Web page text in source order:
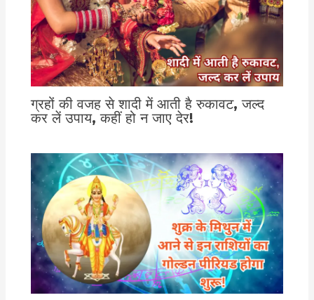
ग्रहों की वजह से शादी में आती है रुकावट, जल्द
कर लें उपाय, कहीं हो न जाए देर!